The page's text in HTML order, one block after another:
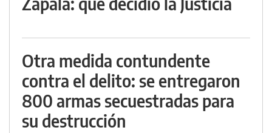
Otra medida contundente
contra el delito: se entregaron
800 armas secuestradas para
su destrucción